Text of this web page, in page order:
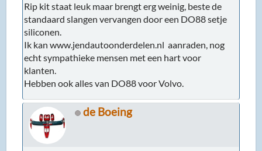
Rip kit staat leuk maar brengt erg weinig, beste de
standaard slangen vervangen door een DO88 setje
siliconen.
Ik kan www.jendautoonderdelen.nl aanraden, nog
echt sympathieke mensen met een hart voor
klanten.
Hebben ook alles van DO88 voor Volvo.
de Boeing